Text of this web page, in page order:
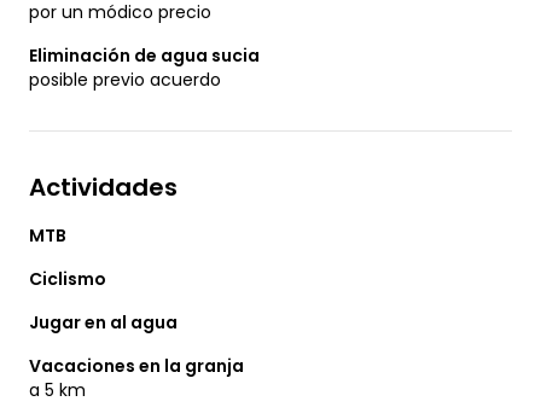
por un módico precio
Eliminación de agua sucia
posible previo acuerdo
Actividades
MTB
Ciclismo
Jugar en al agua
Vacaciones en la granja
a 5 km